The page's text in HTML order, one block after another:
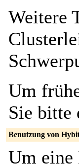
Weitere
Um
Sie bitte
Benutzung von
Um eine